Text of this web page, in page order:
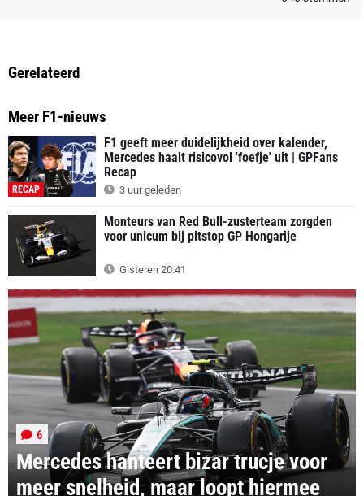
Gerelateerd
Meer F1-nieuws
RECAP
F1 geeft meer duidelijkheid over kalender,
Mercedes haalt risicovol 'foefje' uit | GPFans
Recap
3 uur geleden
Monteurs van Red Bull-zusterteam zorgden
voor unicum bij pitstop GP Hongarije
Gisteren 20:41
Mercedes hanteert bizar trucje voor
meer snelheid, maar loopt hiermee
6